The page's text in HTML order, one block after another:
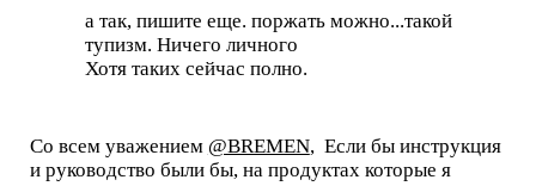
а так, пишите еще. поржать можно...такой
тупизм. Ничего личного
Хотя таких сейчас полно.
Со всем уважением @BREMEN, Если бы инструкция
и руководство были бы, на продуктах которые я